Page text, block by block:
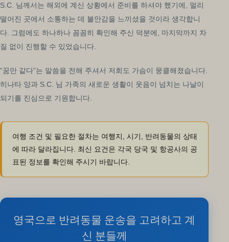
S.C. 님께서는 해외에 계신 상황에서 준비를 하셔야 했기에, 멀리
떨어진 곳에서 소통하는 데 불안감을 느끼셨을 것이라 생각합니
다. 그럼에도 하나하나 꼼꼼히 확인해 주신 덕분에, 마지막까지 차
질 없이 진행할 수 있었습니다.
“꿈만 같다”는 말씀을 전해 주셔서 저희도 가슴이 뭉클해졌습니다.
히나타 양과 S.C. 님 가족의 새로운 생활이 웃음이 넘치는 나날이
되기를 진심으로 기원합니다.
여행 조건 및 필요한 절차는 여행지, 시기, 반려동물의 상태
에 따라 달라집니다. 최신 요건은 각국 당국 및 항공사의 공
표된 정보를 확인해 주시기 바랍니다.
영국으로 반려동물 운송을 고려하고 계
신 분들께